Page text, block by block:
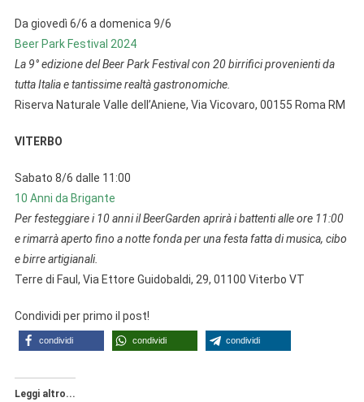
Da giovedì 6/6 a domenica 9/6
Beer Park Festival 2024
La 9° edizione del Beer Park Festival con 20 birrifici provenienti da
tutta Italia e tantissime realtà gastronomiche.
Riserva Naturale Valle dell’Aniene, Via Vicovaro, 00155 Roma RM
VITERBO
Sabato 8/6 dalle 11:00
10 Anni da Brigante
Per festeggiare i 10 anni il BeerGarden aprirà i battenti alle ore 11:00
e rimarrà aperto fino a notte fonda per una festa fatta di musica, cibo
e birre artigianali.
Terre di Faul, Via Ettore Guidobaldi, 29, 01100 Viterbo VT
Condividi per primo il post!
condividi condividi condividi
Leggi altro...